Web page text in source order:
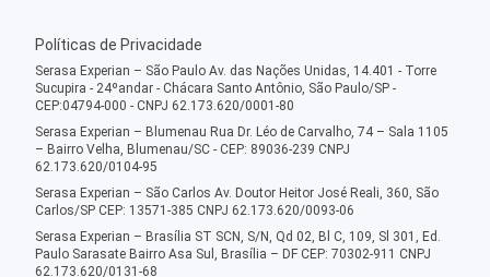
Políticas de Privacidade
Serasa Experian – São Paulo Av. das Nações Unidas, 14.401 - Torre
Sucupira - 24ºandar - Chácara Santo Antônio, São Paulo/SP -
CEP:04794-000 - CNPJ 62.173.620/0001-80
Serasa Experian – Blumenau Rua Dr. Léo de Carvalho, 74 – Sala 1105
– Bairro Velha, Blumenau/SC - CEP: 89036-239 CNPJ
62.173.620/0104-95
Serasa Experian – São Carlos Av. Doutor Heitor José Reali, 360, São
Carlos/SP CEP: 13571-385 CNPJ 62.173.620/0093-06
Serasa Experian – Brasília ST SCN, S/N, Qd 02, Bl C, 109, Sl 301, Ed.
Paulo Sarasate Bairro Asa Sul, Brasília – DF CEP: 70302-911 CNPJ
62.173.620/0131-68